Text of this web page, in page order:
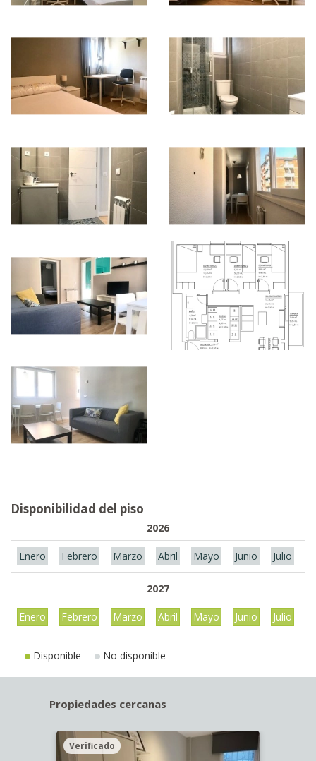
Disponibilidad del piso
2026
Enero Febrero Marzo Abril Mayo Junio Julio
2027
Enero Febrero Marzo Abril Mayo Junio Julio
Disponible No disponible
Propiedades cercanas
Verificado